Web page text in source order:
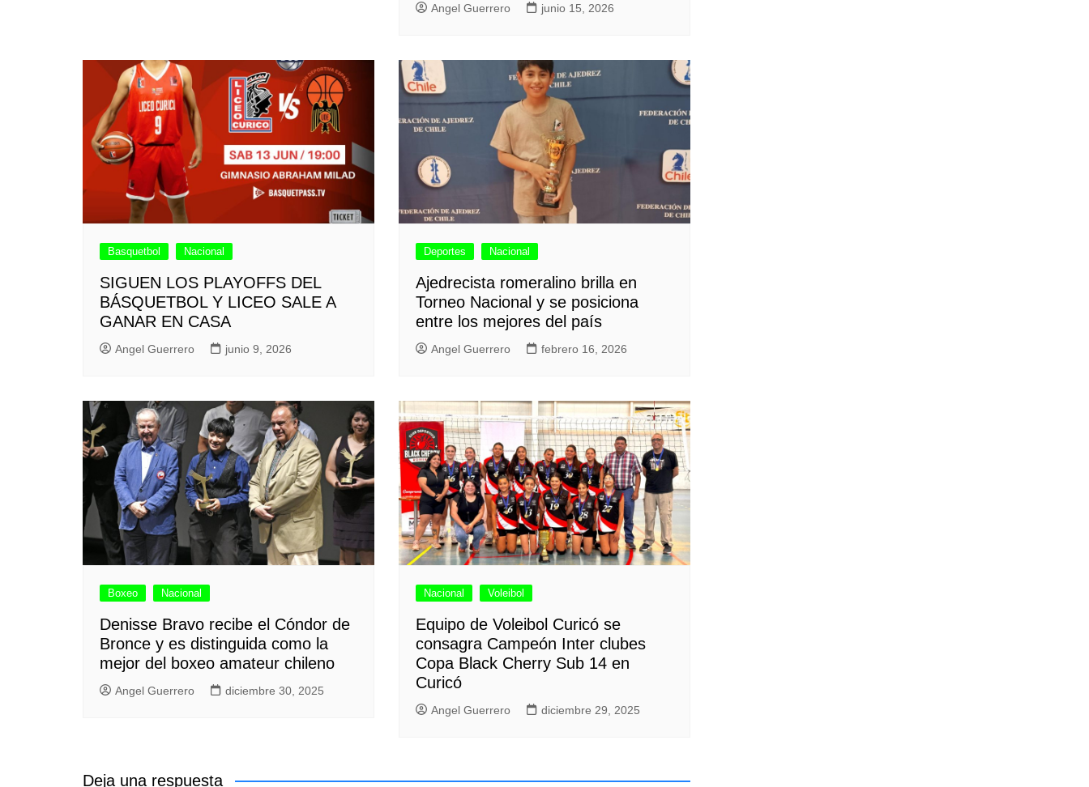
Angel Guerrero junio 15, 2026
Basquetbol Nacional
SIGUEN LOS PLAYOFFS DEL
BÁSQUETBOL Y LICEO SALE A
GANAR EN CASA
Angel Guerrero junio 9, 2026
Deportes Nacional
Ajedrecista romeralino brilla en
Torneo Nacional y se posiciona
entre los mejores del país
Angel Guerrero febrero 16, 2026
Boxeo Nacional
Denisse Bravo recibe el Cóndor de
Bronce y es distinguida como la
mejor del boxeo amateur chileno
Angel Guerrero diciembre 30, 2025
Nacional Voleibol
Equipo de Voleibol Curicó se
consagra Campeón Inter clubes
Copa Black Cherry Sub 14 en
Curicó
Angel Guerrero diciembre 29, 2025
Deja una respuesta